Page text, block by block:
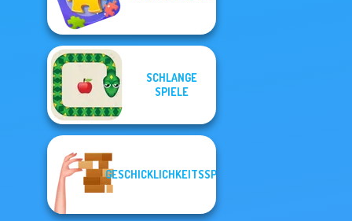
SCHLANGE
SPIELE
GESCHICKLICHKEITSSPIELE